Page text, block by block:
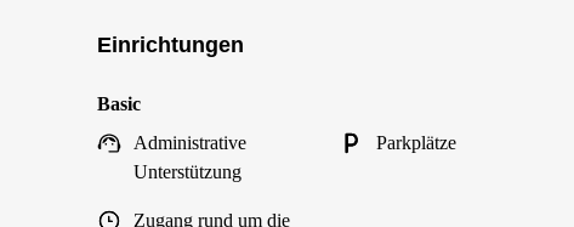
Einrichtungen
Basic
Administrative
Unterstützung
Parkplätze
Zugang rund um die